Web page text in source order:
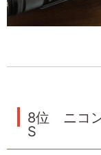
8位 ニコ
S